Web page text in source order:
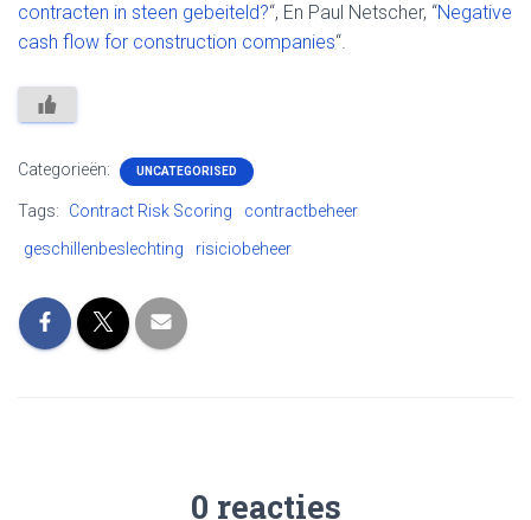
contracten in steen gebeiteld?“, En Paul Netscher, “Negative
cash flow for construction companies“.
Categorieën: UNCATEGORISED
Tags: Contract Risk Scoring
contractbeheer
geschillenbeslechting
risiciobeheer
0 reacties